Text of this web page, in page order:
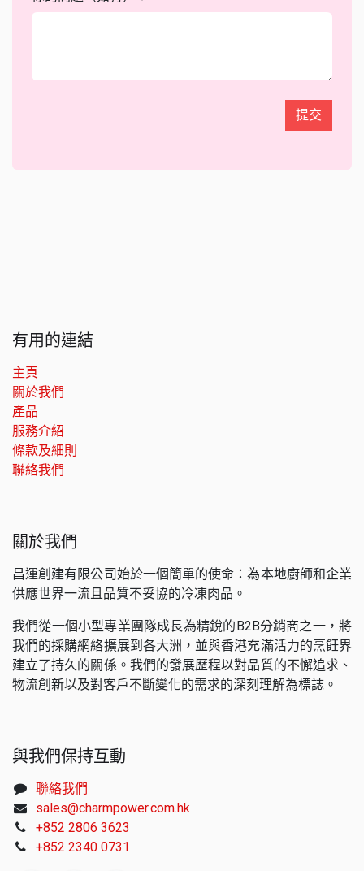
提交
有用的連結
主頁
關於我們
產品
服務介紹
條款及細則
聯絡我們
關於我們
昌運創建有限公司始於一個簡單的使命：為本地廚師和企業
供應世界一流且品質不妥協的冷凍肉品。
我們從一個小型專業團隊成長為精銳的B2B分銷商之一，將
我們的採購網絡擴展到各大洲，並與香港充滿活力的烹飪界
建立了持久的關係。我們的發展歷程以對品質的不懈追求、
物流創新以及對客戶不斷變化的需求的深刻理解為標誌。
與我們保持互動
聯絡我們
sales@charmpower.com.hk
+852 2806 3623
+852 2340 0731